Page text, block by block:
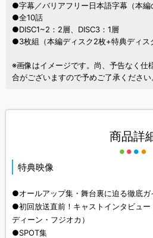
●字幕／バリアフリー日本語字幕（本編
●全10話
●DISC1~2：2層、DISC3：1層
●3枚組（本編ディスク2枚+特典ディス
※画像はイメージです。尚、予告なく仕
合がございますので予めご了承ください
商品詳
特典映像
●オールアップ集・舞台裏に迫る徹底ガ
●初回放送直前！キャストインタビュ
ディーン・フジオカ）
●SPOT集